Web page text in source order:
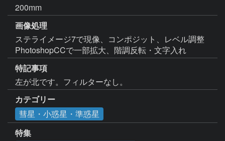
200mm
画像処理
ステライメージ7で現像、コンポジット、レベル調整
PhotoshopCCで一部拡大、階調反転・文字入れ
特記事項
左が北です。フィルターなし。
カテゴリー
彗星・小惑星・準惑星
特集